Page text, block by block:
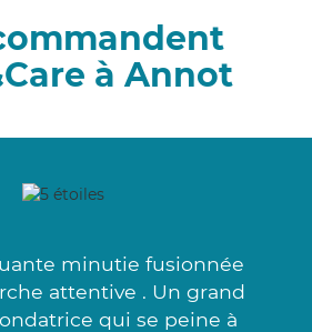
à Annot
minutie fusionnée
attentive . Un grand
qui se peine à